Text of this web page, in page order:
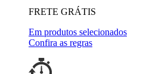
FRETE GRÁTIS
Em produtos selecionados
Confira as regras